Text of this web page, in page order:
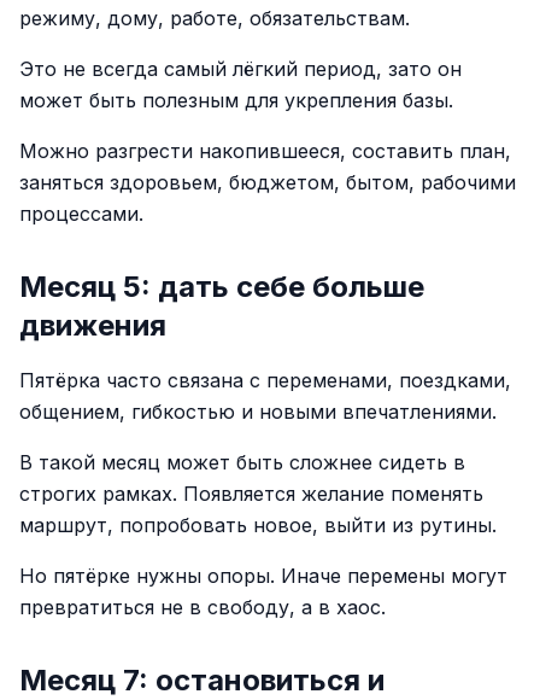
режиму, дому, работе, обязательствам.
Это не всегда самый лёгкий период, зато он
может быть полезным для укрепления базы.
Можно разгрести накопившееся, составить план,
заняться здоровьем, бюджетом, бытом, рабочими
процессами.
Месяц 5: дать себе больше
движения
Пятёрка часто связана с переменами, поездками,
общением, гибкостью и новыми впечатлениями.
В такой месяц может быть сложнее сидеть в
строгих рамках. Появляется желание поменять
маршрут, попробовать новое, выйти из рутины.
Но пятёрке нужны опоры. Иначе перемены могут
превратиться не в свободу, а в хаос.
Месяц 7: остановиться и